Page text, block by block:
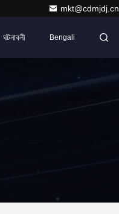
mkt@cdmjdj.cn
ঘটনাবলী Bengali